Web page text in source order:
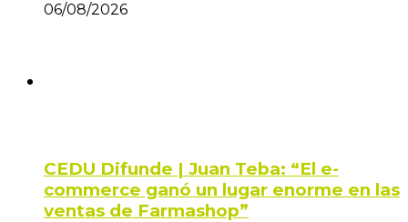
06/08/2026
CEDU Difunde | Juan Teba: “El e-
commerce ganó un lugar enorme en las
ventas de Farmashop”